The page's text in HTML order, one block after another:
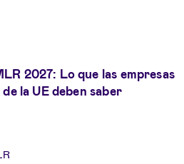
2027: Lo que las empresas
la UE deben saber